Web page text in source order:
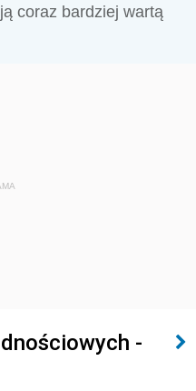
coraz bardziej wartą
-